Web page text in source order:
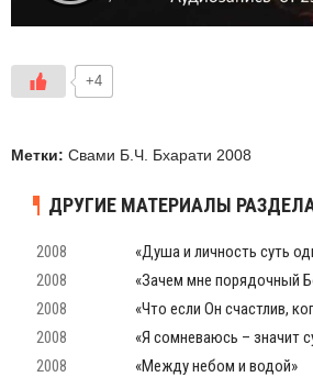
+4
Метки: Свами Б.Ч. Бхарати 2008
ДРУГИЕ МАТЕРИАЛЫ
2008
«Душа и личность суть
2008
«Зачем мне порядочный
2008
«Что если Он счастлив,
2008
«Я сомневаюсь – значит
2008
«Между небом и водой»